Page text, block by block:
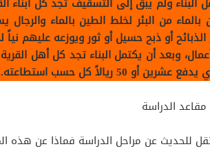
بالماء من البئر لخلط الطين بالماء
الذبائح أو ذبح حسيل أو ثور ويوزعه عليهم
وبعد أن يكتمل البناء تجد كل أهل
عشرين أو 50 ريالاً كل حسب استطاعته.
الدراسة
للحديث عن مراحل الدراسة فماذا عن هذه